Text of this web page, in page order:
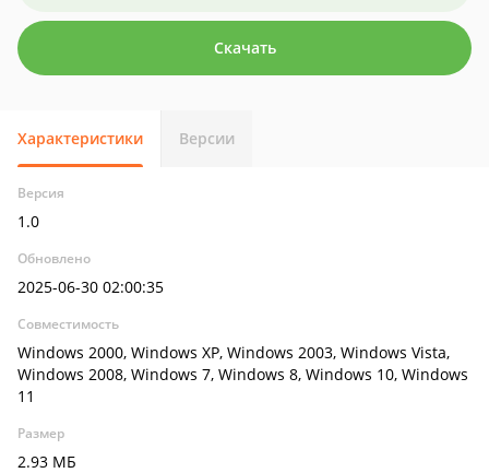
Скачать
Характеристики Версии
Версия
1.0
Обновлено
2025-06-30 02:00:35
Совместимость
Windows 2000, Windows XP, Windows 2003, Windows Vista,
Windows 2008, Windows 7, Windows 8, Windows 10, Windows
11
Размер
2.93 МБ